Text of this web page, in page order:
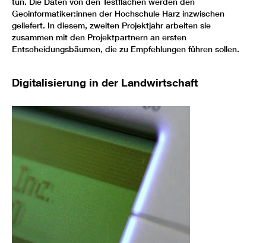
Geoinformatiker:innen der Hochschule Harz inzwischen
geliefert. In diesem, zweiten Projektjahr arbeiten sie
zusammen mit den Projektpartnern an ersten
Entscheidungsbäumen, die zu Empfehlungen führen sollen.
Digitalisierung in der Landwirtschaft